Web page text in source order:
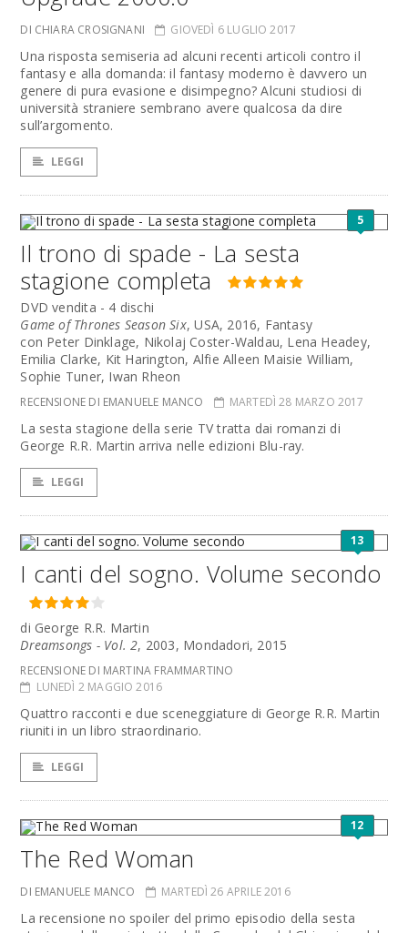
DI CHIARA CROSIGNANI GIOVEDÌ 6 LUGLIO 2017
Una risposta semiseria ad alcuni recenti articoli contro il
fantasy e alla domanda: il fantasy moderno è davvero un
genere di pura evasione e disimpegno? Alcuni studiosi di
università straniere sembrano avere qualcosa da dire
sull’argomento.
LEGGI
5
Il trono di spade - La sesta
stagione completa
DVD vendita - 4 dischi
Game of Thrones Season Six, USA, 2016, Fantasy
con Peter Dinklage, Nikolaj Coster-Waldau, Lena Headey,
Emilia Clarke, Kit Harington, Alfie Alleen Maisie William,
Sophie Tuner, Iwan Rheon
RECENSIONE DI EMANUELE MANCO MARTEDÌ 28 MARZO 2017
La sesta stagione della serie TV tratta dai romanzi di
George R.R. Martin arriva nelle edizioni Blu-ray.
LEGGI
13
I canti del sogno. Volume secondo
di George R.R. Martin
Dreamsongs - Vol. 2, 2003, Mondadori, 2015
RECENSIONE DI MARTINA FRAMMARTINO
LUNEDÌ 2 MAGGIO 2016
Quattro racconti e due sceneggiature di George R.R. Martin
riuniti in un libro straordinario.
LEGGI
12
The Red Woman
DI EMANUELE MANCO MARTEDÌ 26 APRILE 2016
La recensione no spoiler del primo episodio della sesta